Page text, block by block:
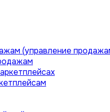
(управление